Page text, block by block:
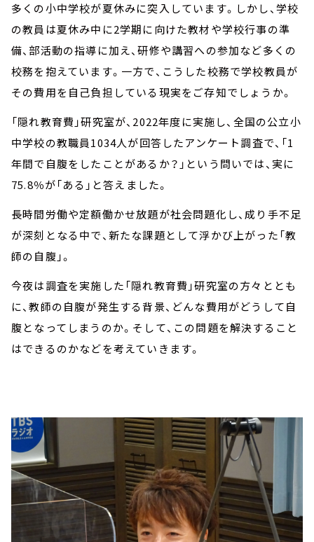
多くの小中学校が夏休みに突入しています。しかし、学校
の教員は夏休み中に2学期に向けた教材や学校行事の準
備、部活動の指導に加え、研修や講習への参加など多くの
校務を抱えています。一方で、こうした校務で学校教員が
その費用を自己負担している現実をご存知でしょうか。
「隠れ教育費」研究室が、2022年度に実施し、全国の公立小
中学校の教職員1034人が回答したアンケート調査で、「1
年間で自腹をしたことがあるか？」という問いでは、実に
75.8％が「ある」と答えました。
長時間労働や定額働かせ放題が社会問題化し、成り手不足
が深刻となる中で、新たな課題として浮かび上がった「教
師の自腹」。
今夜は調査を実施した「隠れ教育費」研究室の方々ととも
に、教師の自腹が発生する背景、どんな費用がどうして自
腹となってしまうのか。そして、この問題を解決すること
はできるのかなどを考えていきます。